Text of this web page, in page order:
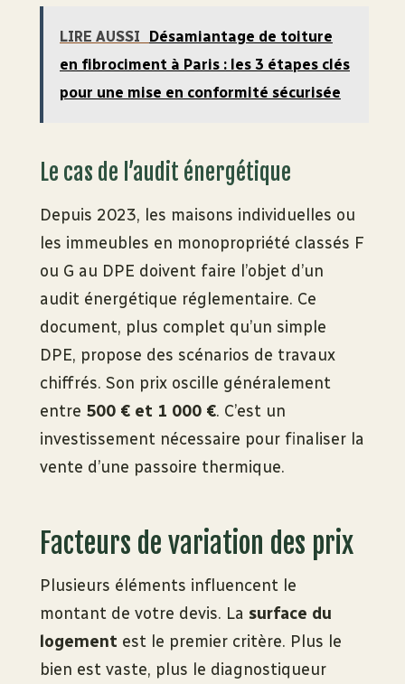
LIRE AUSSI
Désamiantage de toiture
en fibrociment à Paris : les 3 étapes clés
pour une mise en conformité sécurisée
Le cas de l’audit énergétique
Depuis 2023, les maisons individuelles ou
les immeubles en monopropriété classés F
ou G au DPE doivent faire l’objet d’un
audit énergétique réglementaire. Ce
document, plus complet qu’un simple
DPE, propose des scénarios de travaux
chiffrés. Son prix oscille généralement
entre 500 € et 1 000 €. C’est un
investissement nécessaire pour finaliser la
vente d’une passoire thermique.
Facteurs de variation des prix
Plusieurs éléments influencent le
montant de votre devis. La surface du
logement est le premier critère. Plus le
bien est vaste, plus le diagnostiqueur